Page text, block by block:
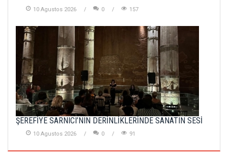
10 Agustos 2026 0 157
ŞEREFİYE SARNICI’NIN DERİNLİKLERİNDE SANATIN SESİ
10 Agustos 2026 0 91